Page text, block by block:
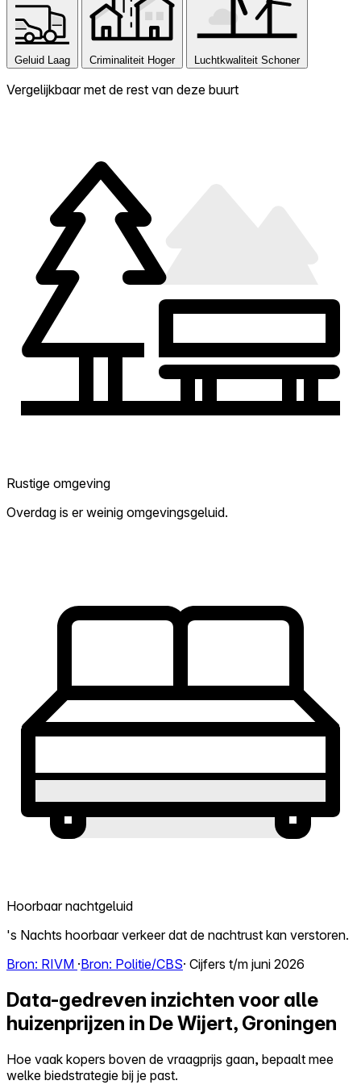
Geluid Laag Criminaliteit Hoger Luchtkwaliteit Schoner
Vergelijkbaar met de rest van deze buurt
Rustige omgeving
Overdag is er weinig omgevingsgeluid.
Hoorbaar nachtgeluid
's Nachts hoorbaar verkeer dat de nachtrust kan verstoren.
Bron: RIVM ·Bron: Politie/CBS· Cijfers t/m juni 2026
Data-gedreven inzichten voor alle
huizenprijzen in De Wijert, Groningen
Hoe vaak kopers boven de vraagprijs gaan, bepaalt mee
welke biedstrategie bij je past.